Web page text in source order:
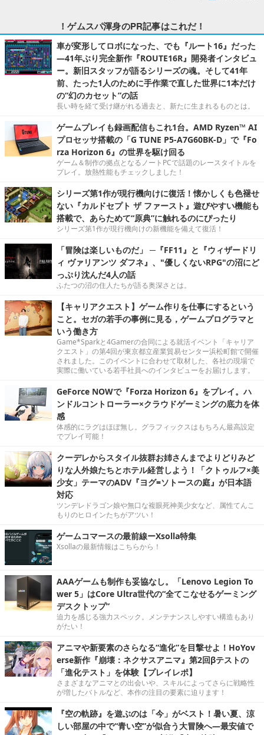
！ゲムスパ渾身のPR記事はこれだ！
車が変形してロボになった、でも『ルート16』だった
―41年ぶり完全新作『ROUTE16R』開発者インタビュ
ー。新旧スタッフが語るシリーズの魂。そして41年
前、たった1人のために手作業で直した世界に1本だけ
の“幻のカセット”の話
長い時を経て受け継がれる過去と、新たに生まれるものとは。
ゲームプレイも録画配信もこれ1台。AMD Ryzen™ AI
プロセッサ搭載の「G TUNE P5-A7G60BK-D」で『Fo
rza Horizon 6』の世界を駆け回る
ゲーム＆制作の拠点となるノートPCで話題のレースタイトルを
プレイ。放熱性能もチェックしました！
シリーズ第1作が現行機向けに復活！懐かしくも色褪せ
ない『カルドセプト ザ ファースト』遊びやすい機能も
搭載で、あらためて“原典”に触れるのにぴったり
シリーズ第1作が現行機向けの新機能を備えて復活！
「冒険は楽しいものだ」 ─『FF11』と『ウィザードリ
ィ ヴァリアンツ ダフネ』、"優しくないRPG"の沼にど
っぷり沈んだ4人の話
ふたつの沼の住人たちが語る奥深さとは。
【キャリアクエスト】ゲーム作りを仕事にするという
こと。セガの若手の事例に見る，ゲームプログラマと
いう働き方
Game*Sparkと4Gamerの合同による就活イベント「キャリア
クエスト」の第4回が東京都立産業貿易センター浜松町館で開催
されました。このイベントに合わせて取材した、各社の現場で
実際に働いている若手社員へのインタビューをお届けします。
GeForce NOWで『Forza Horizon 6』をプレイ。ハ
ンドルコントローラー×クラウドゲーミングの底力を体
感
体感的にラグはほぼ無し。グラフィックスはもちろん最高設定
でプレイ可能！
クーデレからスタイル抜群お姉さんまでよりどりみど
りな人外娘たちとホテル経営しよう！「クトゥルフ×美
少女」テーマのADV『ヨグ=ソトースの庭』が日本語
対応
ツンデレドラゴン娘や無口な複眼死神美少女など、属性てんこ
もりのヒロインたちがアツい！
ゲームコマースの最前線ーXsolla特集
Xsollaの最新情報はこちらから！
AAAゲームも制作も妥協なし。「Lenovo Legion To
wer 5」はCore Ultra世代の“全てこなせるゲーミング
デスクトップ”
迫力を感じる強力スペック。メンテナンスしやすい構造もあり
がたい！
アニマや新要素のさらなる“進化”を目撃せよ！HoYov
erse新作『崩壊：ネクサスアニマ』第2回βテストの
「進化テスト」を体験【プレイレポ】
さまざまなアニマとの出会いや、スキルによってさらに戦略性
が増したバトルなど、本作の注目の要素に迫ります！
『空の軌跡』を遊ぶのは「今」がベスト！暑い夏、涼
しい部屋の中で“青い空”が似合う大冒険へ―最安値で